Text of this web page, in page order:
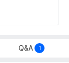
Q&A 1